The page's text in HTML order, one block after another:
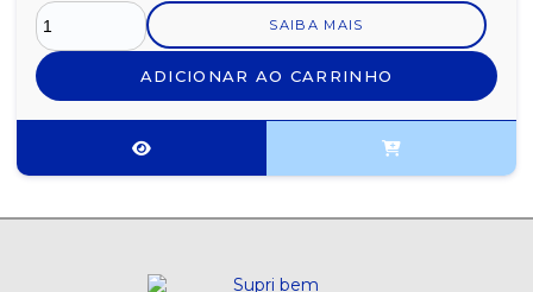
SAIBA MAIS
ADICIONAR AO CARRINHO